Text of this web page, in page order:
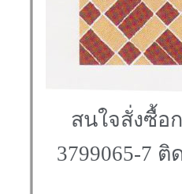
สนใจสั่งซื้อ
3799065-7